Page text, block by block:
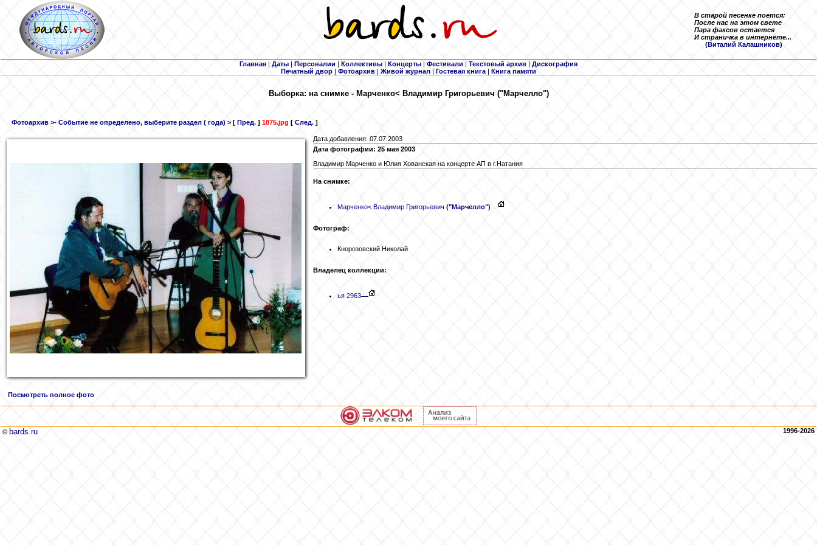
В старой песенке поется:
После нас на этом свете
Пара факсов остается
И страничка в интернете...
(Виталий Калашников)
Главная | Даты | Персоналии | Коллективы | Концерты | Фестивали | Текстовый архив | Дискография
Печатный двор | Фотоархив | Живой журнал |Гостевая книга | Книга памяти
Выборка: на снимке - Марченко< Владимир Григорьевич ("Марчелло")
Фотоархив >- Событие не определено, выберите раздел ( года) > [ Пред. ] 1875.jpg [ След. ]
Дата добавления: 07.07.2003
Дата фотографии: 25 мая 2003
Владимир Марченко и Юлия Хованская на концерте АП в г.Натания
На снимке:
Марченко< Владимир Григорьевич ("Марчелло")
Фотограф:
Кнорозовский Николай
Владелец коллекции:
ья 2963
Посмотреть полное фото
© bards.ru 1996-2026